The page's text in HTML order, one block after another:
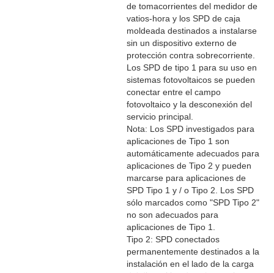
de tomacorrientes del medidor de
vatios-hora y los SPD de caja
moldeada destinados a instalarse
sin un dispositivo externo de
protección contra sobrecorriente.
Los SPD de tipo 1 para su uso en
sistemas fotovoltaicos se pueden
conectar entre el campo
fotovoltaico y la desconexión del
servicio principal.
Nota: Los SPD investigados para
aplicaciones de Tipo 1 son
automáticamente adecuados para
aplicaciones de Tipo 2 y pueden
marcarse para aplicaciones de
SPD Tipo 1 y / o Tipo 2. Los SPD
sólo marcados como "SPD Tipo 2"
no son adecuados para
aplicaciones de Tipo 1.
Tipo 2: SPD conectados
permanentemente destinados a la
instalación en el lado de la carga